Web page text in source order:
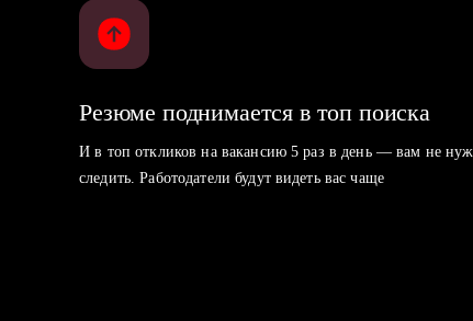
Резюме поднимается в топ поиска
И в топ откликов на вакансию 5 раз в день — вам не
следить. Работодатели будут видеть вас чаще